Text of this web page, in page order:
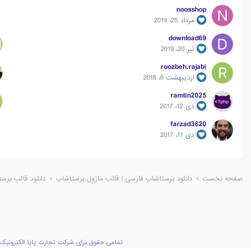
noosshop
مرداد 25، 2019
download69
تیر 20، 2019
roozbeh.rajabi
اردیبهشت 6، 2018
ramtin2025
دی 12، 2017
farzad3620
دی 11، 2017
صفحه نخست دانلود پرستاشاپ فارسی | قالب ماژول پرستاشاپ دانلود قالب
تمامی حقوق برای شرکت تجارت پایا